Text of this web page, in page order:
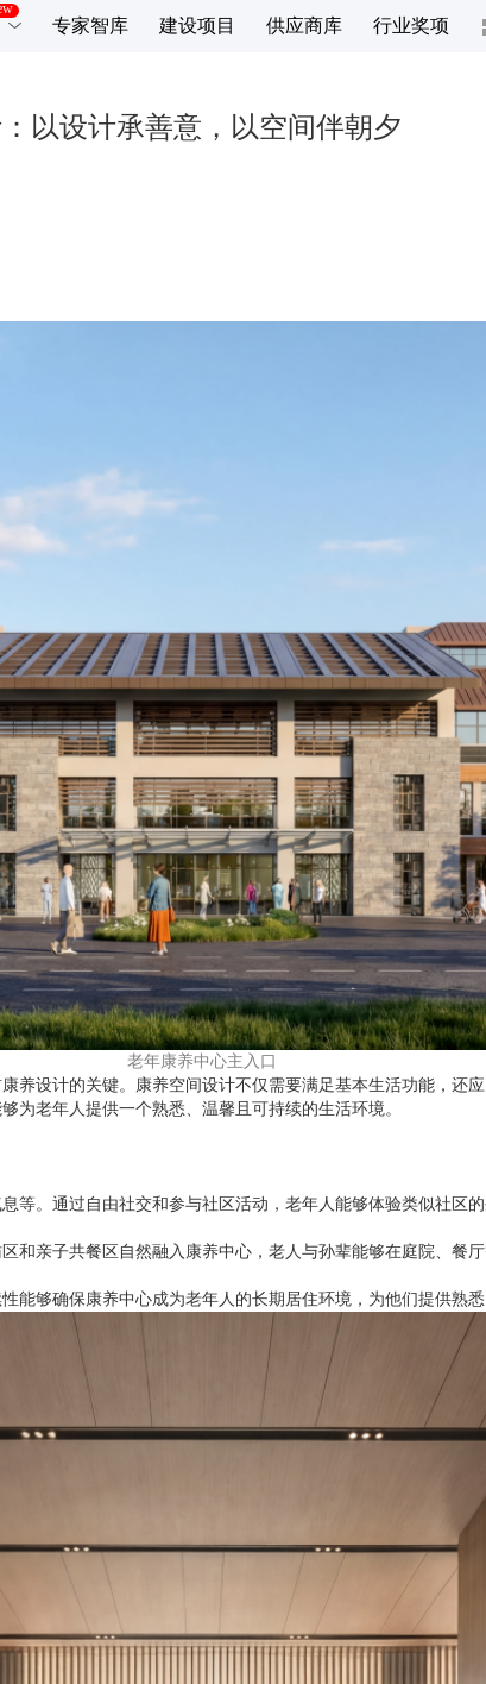
专家智库 建设项目 供应商库 行业奖项
以设计承善意，以空间伴朝夕
老年康养中心主入口
养设计的关键。康养空间设计不仅需要满足基本生活功能，还
为老年人提供一个熟悉、温馨且可持续的生活环境。
。通过自由社交和参与社区活动，老年人能够体验类似社区
亲子共餐区自然融入康养中心，老人与孙辈能够在庭院、餐
够确保康养中心成为老年人的长期居住环境，为他们提供熟悉